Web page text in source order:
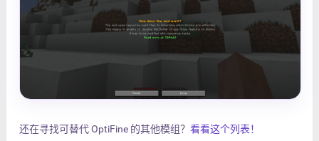
还在寻找可替代 OptiFine 的其他模组？ 看看这个列表！